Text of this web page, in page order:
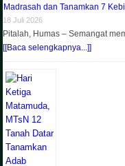
Madrasah dan Tanamkan 7
18 Juli 2026
Pitalah, Humas – Semangat
[[Baca selengkapnya...]]